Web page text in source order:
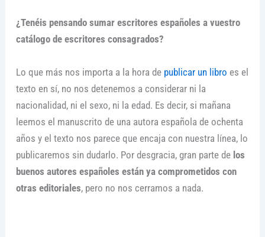
¿Tenéis pensando sumar escritores españoles a vuestro
catálogo de escritores consagrados?
Lo que más nos importa a la hora de publicar un libro es el
texto en sí, no nos detenemos a considerar ni la
nacionalidad, ni el sexo, ni la edad. Es decir, si mañana
leemos el manuscrito de una autora española de ochenta
años y el texto nos parece que encaja con nuestra línea, lo
publicaremos sin dudarlo. Por desgracia, gran parte de los
buenos autores españoles están ya comprometidos con
otras editoriales, pero no nos cerramos a nada.